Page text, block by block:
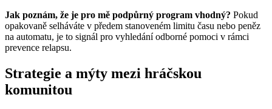
Jak poznám, že je pro mě podpůrný program vhodný? Pokud
opakovaně selháváte v předem stanoveném limitu času nebo peněz
na automatu, je to signál pro vyhledání odborné pomoci v rámci
prevence relapsu.
Strategie a mýty mezi hráčskou
komunitou